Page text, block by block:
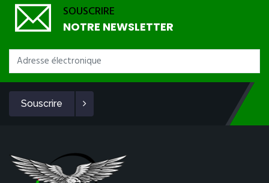
SOUSCRIRE
NOTRE NEWSLETTER
Souscrire